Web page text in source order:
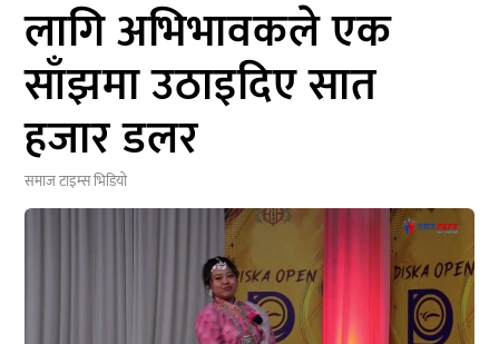
लागि अभिभावकले एक
साँझमा उठाइदिए सात
हजार डलर
समाज टाइम्सभिडियो